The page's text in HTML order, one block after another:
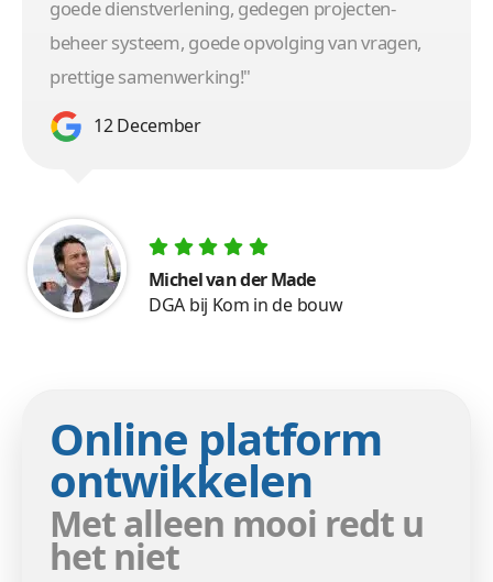
goede dienstverlening, gedegen projecten-
beheer systeem, goede opvolging van vragen,
prettige samenwerking!"
12 December
Michel van der Made
DGA bij Kom in de bouw
Online platform
ontwikkelen
Met alleen mooi redt u
het niet